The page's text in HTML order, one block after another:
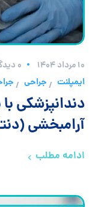
۱۰ مرداد ۱۴۰۴
0 دیدگاه
ایمپلنت /جراحی /
دندانپزشکی
آرامبخشی
ادامه مطلب